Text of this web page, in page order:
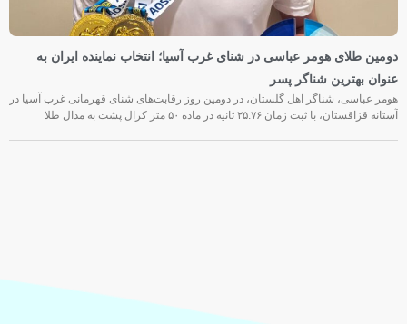
دومین طلای هومر عباسی در شنای غرب آسیا؛ انتخاب نماینده ایران به
عنوان بهترین شناگر پسر
هومر عباسی، شناگر اهل گلستان، در دومین روز رقابت‌های شنای قهرمانی غرب آسیا در
آستانه قزاقستان، با ثبت زمان ۲۵.۷۶ ثانیه در ماده ۵۰ متر کرال پشت به مدال طلا